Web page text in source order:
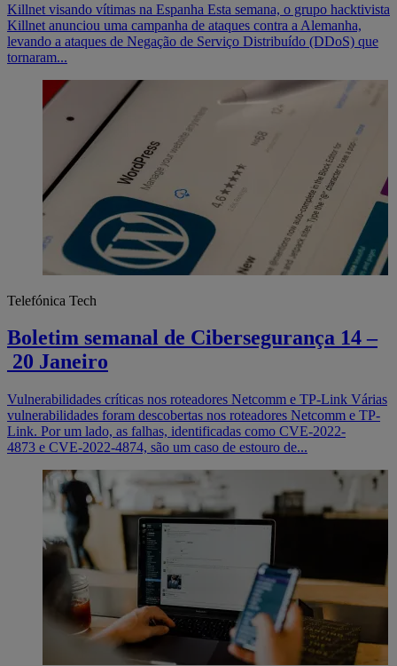
Killnet visando vítimas na Espanha Esta semana, o grupo hacktivista
Killnet anunciou uma campanha de ataques contra a Alemanha,
levando a ataques de Negação de Serviço Distribuído (DDoS) que
tornaram...
Telefónica Tech
Boletim semanal de Cibersegurança 14 –
20 Janeiro
Vulnerabilidades críticas nos roteadores Netcomm e TP-Link Várias
vulnerabilidades foram descobertas nos roteadores Netcomm e TP-
Link. Por um lado, as falhas, identificadas como CVE-2022-
4873 e CVE-2022-4874, são um caso de estouro de...